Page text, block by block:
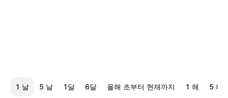
1 날 5 날 1달 6달 올해 초부터 현재까지 1 해 5 해